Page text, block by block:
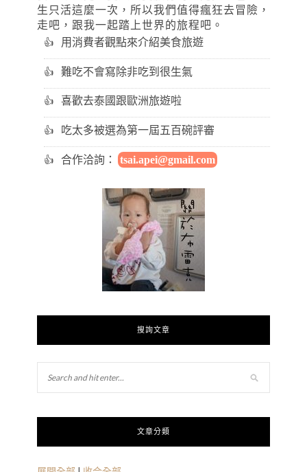
生只活這麼一次，所以我們值得瘋狂去冒險，
走吧，跟我一起踏上世界的旅程吧。
用消費者觀點來介紹美食旅遊
難吃不會寫除非吃到很生氣
喜歡去泰國跟歐洲旅遊啦
吃太多被選為第一屆五百碗評審
合作洽詢： tsai.apei@gmail.com
搜詢文章
文章分類